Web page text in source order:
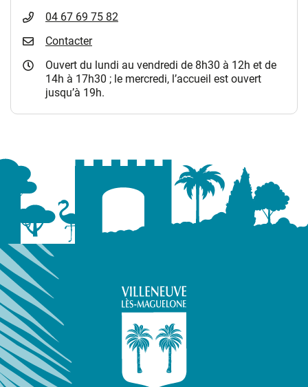
04 67 69 75 82
Contacter
Ouvert du lundi au vendredi de 8h30 à 12h et de
14h à 17h30 ; le mercredi, l’accueil est ouvert
jusqu’à 19h.